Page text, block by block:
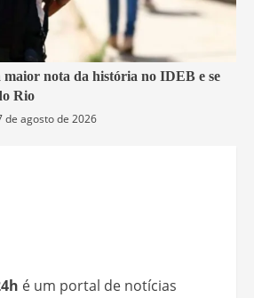
maior nota da história no IDEB e se
Rio
de agosto de 2026
é um portal de notícias